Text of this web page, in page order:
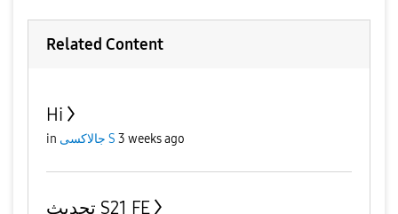
Related Content
Hi
in جالاكسى S 3 weeks ago
تحديث S21 FE